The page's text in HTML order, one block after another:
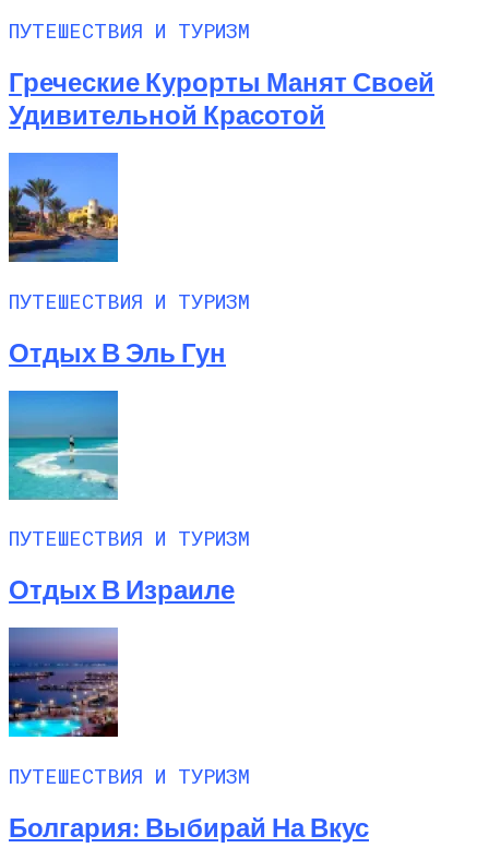
ПУТЕШЕСТВИЯ И ТУРИЗМ
Греческие Курорты Манят Своей
Удивительной Красотой
ПУТЕШЕСТВИЯ И ТУРИЗМ
Отдых В Эль Гун
ПУТЕШЕСТВИЯ И ТУРИЗМ
Отдых В Израиле
ПУТЕШЕСТВИЯ И ТУРИЗМ
Болгария: Выбирай На Вкус